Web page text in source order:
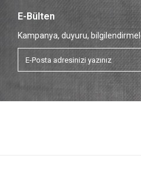
E-Bülten
Kampanya, duyuru,